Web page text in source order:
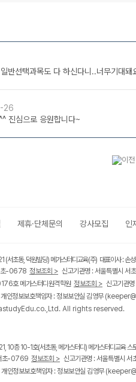
반선택과목도 다 하신다니..너무기대
26
진심으로 응원합니다~
제휴·단체문의 강사모집 인
(서초동, 덕원빌딩) 메가스터디교육(주) 대표이사 :
초-0678 정보조회 > 신고기관명 : 서울특별시 서
호 메가스터디원격학원 정보조회 > 신고기관
정보보호책임자 : 정보보안실 김영무
All rights reserved.
10층 10-1호(서초동, 메가스터디) 메가스터디교육
초-0769 정보조회 > 신고기관명 : 서울특별시 서
정보보호책임자 : 정보보안실 김영무